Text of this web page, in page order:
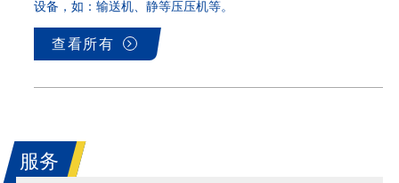
设备，如：输送机、静等压压机等。
查看所有
服务